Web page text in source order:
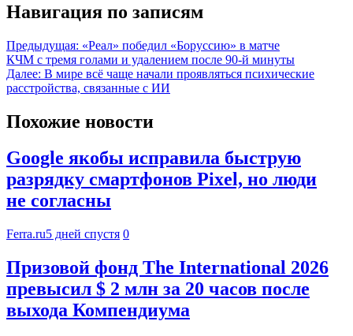
Навигация по записям
Предыдущая: «Реал» победил «Боруссию» в матче
КЧМ с тремя голами и удалением после 90-й минуты
Далее: В мире всё чаще начали проявляться психические
расстройства, связанные с ИИ
Похожие новости
Google якобы исправила быструю
разрядку смартфонов Pixel, но люди
не согласны
Ferra.ru5 дней спустя 0
Призовой фонд The International 2026
превысил $ 2 млн за 20 часов после
выхода Компендиума